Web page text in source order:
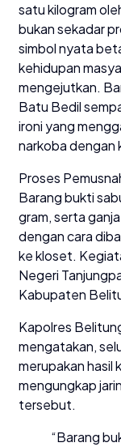
satu kilogram
bukan sekadar
simbol nyata
kehidupan
mengejutkan.
Batu Bedil
ironi yang
narkoba dengan
Proses
Barang bukti
gram, serta
dengan cara
ke kloset.
Negeri
Kabupaten
Kapolres
mengatakan,
merupakan hasil
mengungkap
tersebut.
“Barang